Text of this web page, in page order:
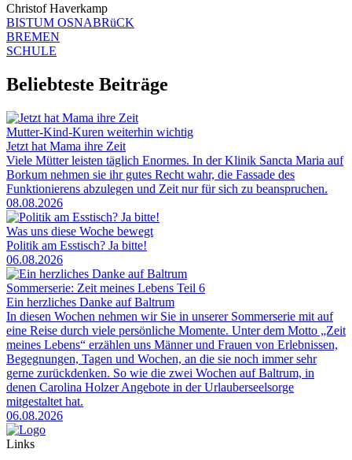
Christof Haverkamp
BISTUM OSNABRüCK
BREMEN
SCHULE
Beliebteste Beiträge
Mutter-Kind-Kuren weiterhin wichtig
Jetzt hat Mama ihre Zeit
Viele Mütter leisten täglich Enormes. In der Klinik Sancta Maria auf
Borkum nehmen sie ihr gutes Recht wahr, die Fassade des
Funktionierens abzulegen und Zeit nur für sich zu beanspruchen.
08.08.2026
Was uns diese Woche bewegt
Politik am Esstisch? Ja bitte!
06.08.2026
Sommerserie: Zeit meines Lebens Teil 6
Ein herzliches Danke auf Baltrum
In diesen Wochen nehmen wir Sie in unserer Sommerserie mit auf
eine Reise durch viele persönliche Momente. Unter dem Motto „Zeit
meines Lebens“ erzählen uns Männer und Frauen von Erlebnissen,
Begegnungen, Tagen und Wochen, an die sie noch immer sehr
gerne zurückdenken. So wie die zwei Wochen auf Baltrum, in
denen Carolina Holzer Angebote in der Urlauberseelsorge
mitgestaltet hat.
06.08.2026
Links